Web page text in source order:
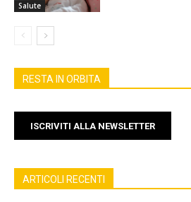
Salute
RESTA IN ORBITA
ISCRIVITI ALLA NEWSLETTER
ARTICOLI RECENTI